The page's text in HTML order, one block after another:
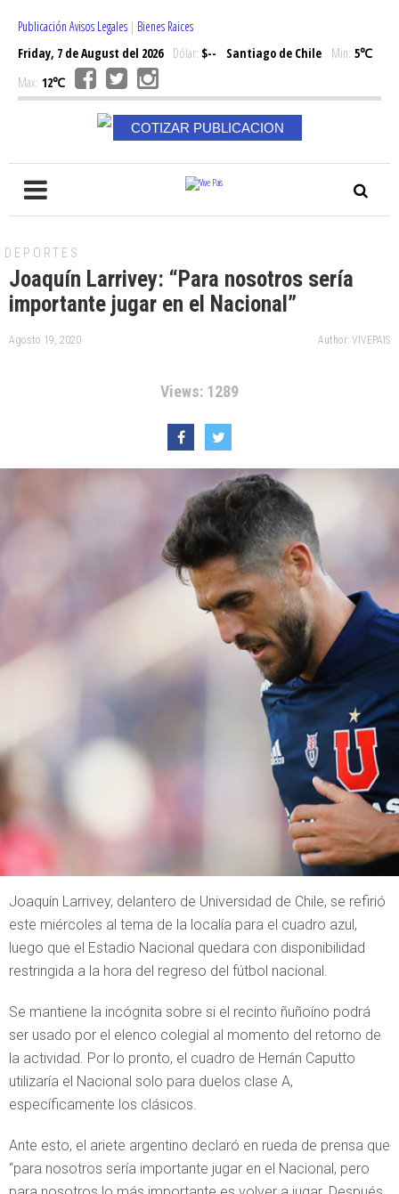
Publicación Avisos Legales | Bienes Raices
Friday, 7 de August del 2026Dólar: $-- Santiago de Chile Min: 5℃
Max: 12℃
COTIZAR PUBLICACION
DEPORTES
Joaquín Larrivey: “Para nosotros sería
importante jugar en el Nacional”
Agosto 19, 2020 Author: VIVEPAIS
Views: 1289
Joaquín Larrivey, delantero de Universidad de Chile, se refirió
este miércoles al tema de la localía para el cuadro azul,
luego que el Estadio Nacional quedara con disponibilidad
restringida a la hora del regreso del fútbol nacional.
Se mantiene la incógnita sobre si el recinto ñuñoíno podrá
ser usado por el elenco colegial al momento del retorno de
la actividad. Por lo pronto, el cuadro de Hernán Caputto
utilizaría el Nacional solo para duelos clase A,
específicamente los clásicos.
Ante esto, el ariete argentino declaró en rueda de prensa que
“para nosotros sería importante jugar en el Nacional, pero